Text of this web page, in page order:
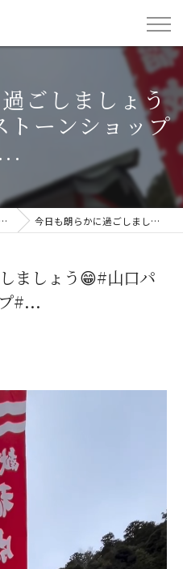
ごしましょう
トーンショップ
今日も朗らかに過ごしましょう😁#山口パワーストーンショップ#...
ましょう😁#山口パ
#...